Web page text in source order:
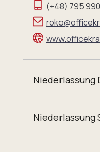
(+48) 795
Niederlassung
Niederlassung